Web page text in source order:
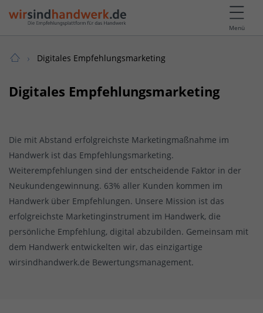
Menü
Digitales Empfehlungsmarketing
Digitales Empfehlungsmarketing
Die mit Abstand erfolgreichste Marketingmaßnahme im
Handwerk ist das Empfehlungsmarketing.
Weiterempfehlungen sind der entscheidende Faktor in der
Neukundengewinnung. 63% aller Kunden kommen im
Handwerk über Empfehlungen. Unsere Mission ist das
erfolgreichste Marketinginstrument im Handwerk, die
persönliche Empfehlung, digital abzubilden. Gemeinsam mit
dem Handwerk entwickelten wir, das einzigartige
wirsindhandwerk.de Bewertungsmanagement.